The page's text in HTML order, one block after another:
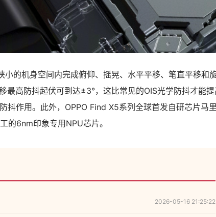
小的机身空间内完成俯仰、摇晃、水平平移、笔直平移和
最高防抖起伏可到达±3°，这比常见的OIS光学防抖才能提
抖作用。此外，OPPO Find X5系列全球首发自研芯片马
的6nm印象专用NPU芯片。
2026-05-16 21:25:22